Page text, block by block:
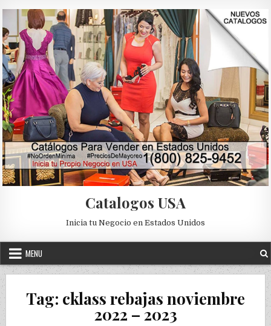
Catalogos USA
Inicia tu Negocio en Estados Unidos
MENU
Tag: cklass rebajas noviembre
2022 – 2023